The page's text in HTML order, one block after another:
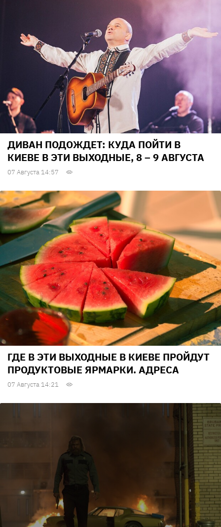
ДИВАН ПОДОЖДЕТ: КУДА ПОЙТИ В
КИЕВЕ В ЭТИ ВЫХОДНЫЕ, 8 – 9 АВГУСТА
07 Августа 14:57
ГДЕ В ЭТИ ВЫХОДНЫЕ В КИЕВЕ ПРОЙДУТ
ПРОДУКТОВЫЕ ЯРМАРКИ. АДРЕСА
07 Августа 14:21